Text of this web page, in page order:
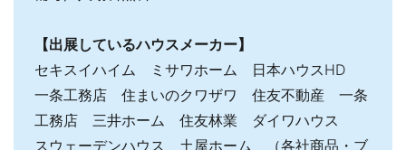
【出展しているハウスメーカー】
セキスイハイム ミサワホーム 日本ハウスHD
一条工務店 住まいのクワザワ 住友不動産 一条
工務店 三井ホーム 住友林業 ダイワハウス
スウェーデンハウス 土屋ホーム （各社商品・ブ